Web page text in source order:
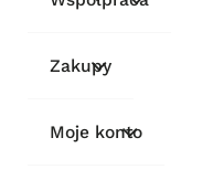
Zakupy
Moje konto